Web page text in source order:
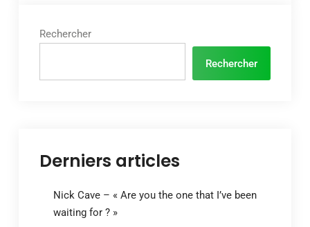
Rechercher
Rechercher
Derniers articles
Nick Cave – « Are you the one that I’ve been
waiting for ? »